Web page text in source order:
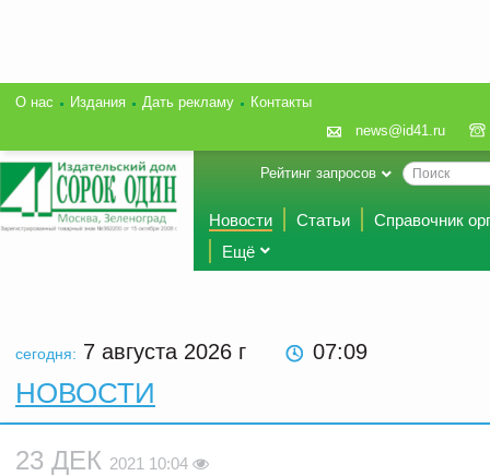
О нас Издания Дать рекламу
Контакты
news@id41.ru
Рейтинг запросов
Новости Статьи
Справочник
Ещё
сегодня: 7 августа 2026 г 07:09
НОВОСТИ
23 ДЕК 2021 10:04